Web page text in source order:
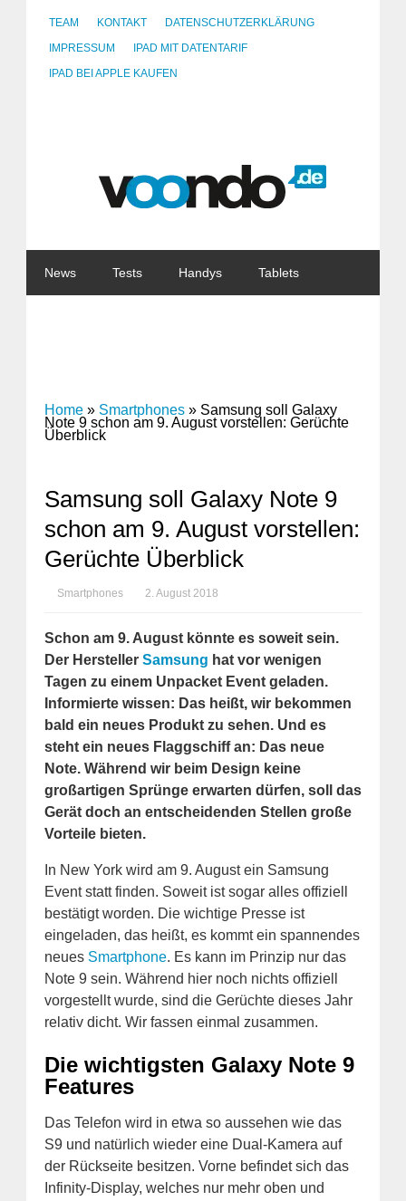
TEAM KONTAKT
DATENSCHUTZERKLÄRUNG
IMPRESSUM
IPAD MIT DATENTARIF
IPAD BEI APPLE KAUFEN
News Tests Handys Tablets
Home » Smartphones » Samsung soll Galaxy
Note 9 schon am 9. August vorstellen: Gerüchte
Überblick
Samsung soll Galaxy Note 9
schon am 9. August vorstellen:
Gerüchte Überblick
Smartphones 2. August 2018
Schon am 9. August könnte es soweit sein.
Der Hersteller Samsung hat vor wenigen
Tagen zu einem Unpacket Event geladen.
Informierte wissen: Das heißt, wir bekommen
bald ein neues Produkt zu sehen. Und es
steht ein neues Flaggschiff an: Das neue
Note. Während wir beim Design keine
großartigen Sprünge erwarten dürfen, soll das
Gerät doch an entscheidenden Stellen große
Vorteile bieten.
In New York wird am 9. August ein Samsung
Event statt finden. Soweit ist sogar alles offiziell
bestätigt worden. Die wichtige Presse ist
eingeladen, das heißt, es kommt ein spannendes
neues Smartphone. Es kann im Prinzip nur das
Note 9 sein. Während hier noch nichts offiziell
vorgestellt wurde, sind die Gerüchte dieses Jahr
relativ dicht. Wir fassen einmal zusammen.
Die wichtigsten Galaxy Note 9
Features
Das Telefon wird in etwa so aussehen wie das
S9 und natürlich wieder eine Dual-Kamera auf
der Rückseite besitzen. Vorne befindet sich das
Infinity-Display, welches nur mehr oben und